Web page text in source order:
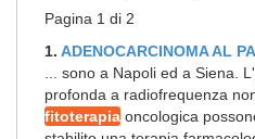
Pagina 1 di 2
1. ADENOCARCINOMA AL
... sono a Napoli ed a Siena.
profonda a radiofrequenza
fitoterapia oncologica